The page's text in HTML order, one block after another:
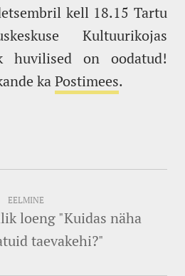
kell 18.15 Tartu
Kultuurikojas
huvilised on oodatud!
kaPostimees.
EELMINE
loeng "Kuidas näha
taevakehi?"